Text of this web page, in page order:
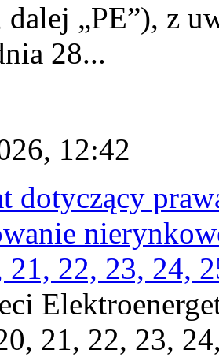
dalej „PE”), z
28...
12:42
dotyczący
21, 22, 23, 24,
21, 22, 23,